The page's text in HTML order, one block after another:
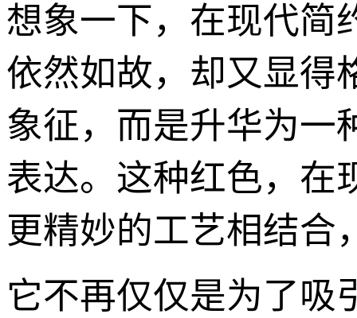
想象一下，在现代简
依然如故，却又显得
象征，而是升华为一
表达。这种红色，在
更精妙的工艺相结合
它不再仅仅是为了吸